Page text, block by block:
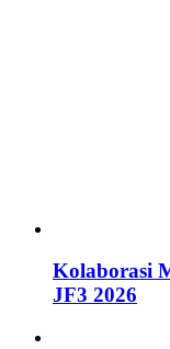
Kolaborasi
JF3 2026